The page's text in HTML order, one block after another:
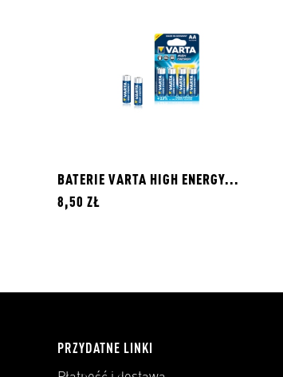
BATERIE VARTA HIGH ENERGY...
8,50 ZŁ
PRZYDATNE LINKI